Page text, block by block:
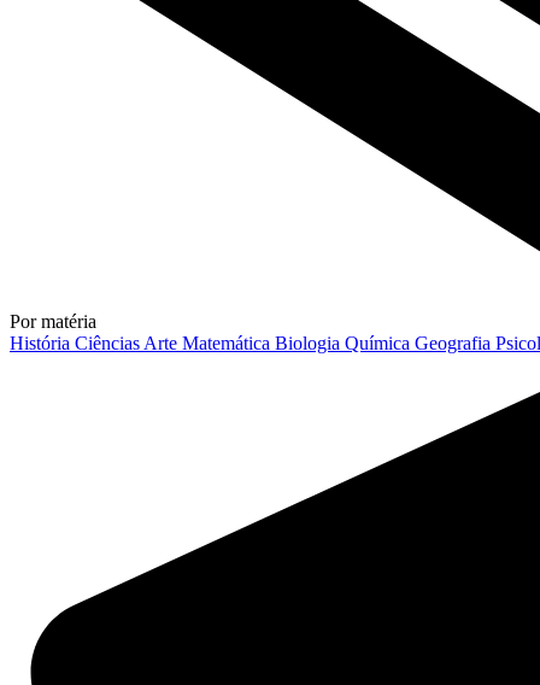
Por matéria
História Ciências Arte Matemática Biologia Química Geografia